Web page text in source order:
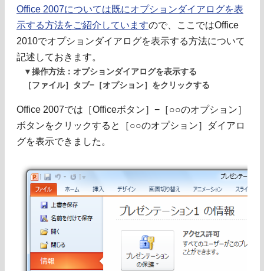
Office 2007については既にオプションダイアログを表
示する方法をご紹介していますので、ここではOffice
2010でオプションダイアログを表示する方法について
記述しておきます。
▼操作方法：オプションダイアログを表示する
［ファイル］タブ−［オプション］をクリックする
Office 2007では［Officeボタン］−［○○のオプション］
ボタンをクリックすると［○○のオプション］ダイアロ
グを表示できました。